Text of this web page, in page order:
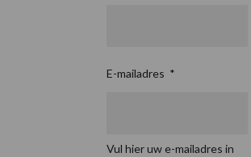
E-mailadres *
Vul hier uw e-mailadres in